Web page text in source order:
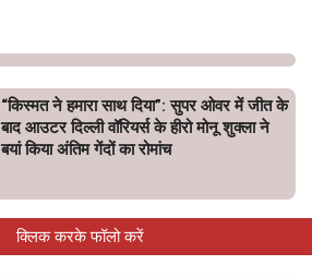
“किस्मत ने हमारा साथ दिया”: सुपर ओवर में जीत के
बाद आउटर दिल्ली वॉरियर्स के हीरो मोनू शुक्ला ने
बयां किया अंतिम गेंदों का रोमांच
क्लिक करके फॉलो करें